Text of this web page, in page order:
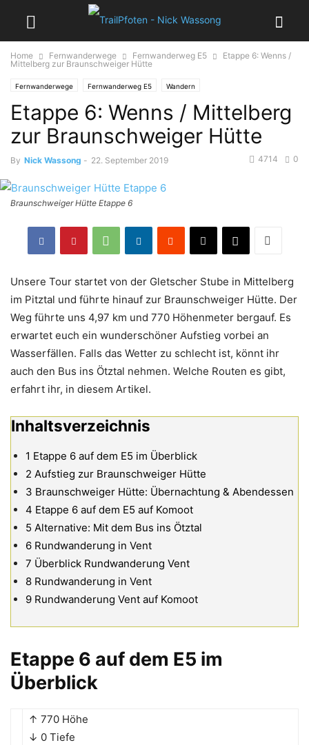
Home Fernwanderwege Fernwanderweg E5
Etappe 6: Wenns /
Mittelberg zur Braunschweiger Hütte
Fernwanderwege Fernwanderweg E5 Wandern
Etappe 6: Wenns / Mittelberg
zur Braunschweiger Hütte
By Nick Wassong - 22. September 2019 0
4714
Braunschweiger Hütte Etappe 6
Unsere Tour startet von der Gletscher Stube in Mittelberg
im Pitztal und führte hinauf zur Braunschweiger Hütte. Der
Weg führte uns 4,97 km und 770 Höhenmeter bergauf. Es
erwartet euch ein wunderschöner Aufstieg vorbei an
Wasserfällen. Falls das Wetter zu schlecht ist, könnt ihr
auch den Bus ins Ötztal nehmen. Welche Routen es gibt,
erfahrt ihr, in diesem Artikel.
Inhaltsverzeichnis
1 Etappe 6 auf dem E5 im Überblick
2 Aufstieg zur Braunschweiger Hütte
3 Braunschweiger Hütte: Übernachtung & Abendessen
4 Etappe 6 auf dem E5 auf Komoot
5 Alternative: Mit dem Bus ins Ötztal
6 Rundwanderung in Vent
7 Überblick Rundwanderung Vent
8 Rundwanderung in Vent
9 Rundwanderung Vent auf Komoot
Etappe 6 auf dem E5 im
Überblick
↑ 770 Höhe
↓ 0 Tiefe